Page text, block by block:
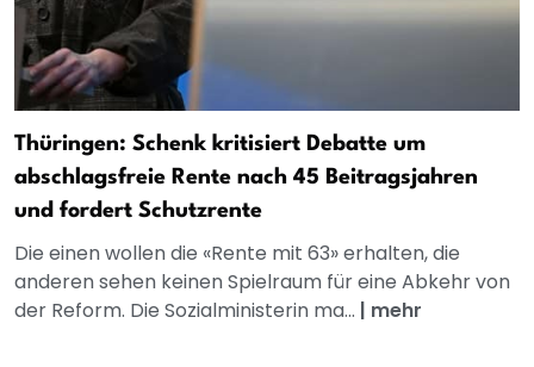
Thüringen: Schenk kritisiert Debatte um
abschlagsfreie Rente nach 45 Beitragsjahren
und fordert Schutzrente
Die einen wollen die «Rente mit 63» erhalten, die
anderen sehen keinen Spielraum für eine Abkehr von
der Reform. Die Sozialministerin ma... | mehr